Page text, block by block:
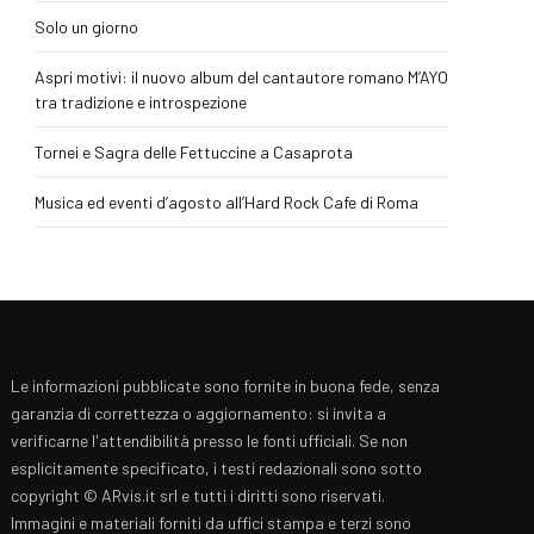
Solo un giorno
Aspri motivi: il nuovo album del cantautore romano M’AYO
tra tradizione e introspezione
Tornei e Sagra delle Fettuccine a Casaprota
Musica ed eventi d’agosto all’Hard Rock Cafe di Roma
Le informazioni pubblicate sono fornite in buona fede, senza
garanzia di correttezza o aggiornamento: si invita a
verificarne l'attendibilità presso le fonti ufficiali. Se non
esplicitamente specificato, i testi redazionali sono sotto
copyright © ARvis.it srl e tutti i diritti sono riservati.
Immagini e materiali forniti da uffici stampa e terzi sono